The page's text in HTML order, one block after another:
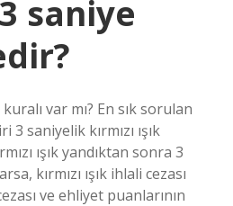
saniye
kuralı var mı? En sık sorulan
saniyelik kırmızı ışık
ışık yandıktan sonra 3
kırmızı ışık ihlali cezası
ve ehliyet puanlarının